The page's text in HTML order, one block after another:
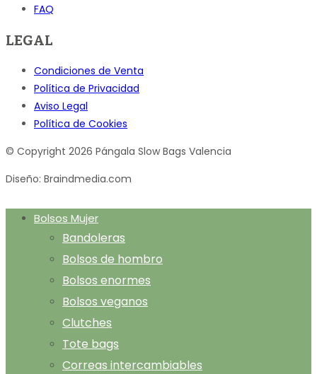
FAQ
LEGAL
Condiciones de Venta
Política de Privacidad
Aviso Legal
Política de Cookies
© Copyright 2026 Pángala Slow Bags Valencia
Diseño: Braindmedia.com
Bolsos Mujer
Bandoleras
Bolsos de hombro
Bolsos enormes
Bolsos veganos
Clutches
Tote bags
Correas intercambiables